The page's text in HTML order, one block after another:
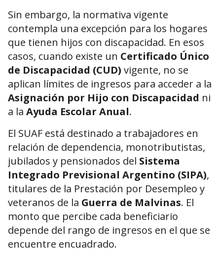
Sin embargo, la normativa vigente
contempla una excepción para los hogares
que tienen hijos con discapacidad. En esos
casos, cuando existe un Certificado Único
de Discapacidad (CUD) vigente, no se
aplican límites de ingresos para acceder a la
Asignación por Hijo con Discapacidad ni
a la Ayuda Escolar Anual.
El SUAF está destinado a trabajadores en
relación de dependencia, monotributistas,
jubilados y pensionados del Sistema
Integrado Previsional Argentino (SIPA),
titulares de la Prestación por Desempleo y
veteranos de la Guerra de Malvinas. El
monto que percibe cada beneficiario
depende del rango de ingresos en el que se
encuentre encuadrado.